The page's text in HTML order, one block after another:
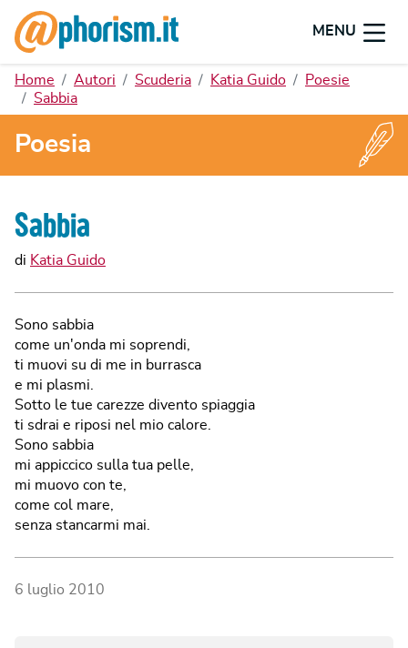
MENU
Home Autori Scuderia Katia Guido
Poesie
Sabbia
Poesia
Sabbia
di Katia Guido
Sono sabbia
come un'onda mi soprendi,
ti muovi su di me in burrasca
e mi plasmi.
Sotto le tue carezze divento spiaggia
ti sdrai e riposi nel mio calore.
Sono sabbia
mi appiccico sulla tua pelle,
mi muovo con te,
come col mare,
senza stancarmi mai.
6 luglio 2010